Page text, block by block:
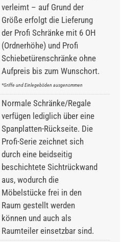
verleimt – auf Grund der
Größe erfolgt die Lieferung
der Profi Schränke mit 6 OH
(Ordnerhöhe) und Profi
Schiebetürenschränke ohne
Aufpreis bis zum Wunschort.
*Griffe und Einlegeböden ausgenommen
Normale Schränke/Regale
verfügen lediglich über eine
Spanplatten-Rückseite. Die
Profi-Serie zeichnet sich
durch eine beidseitig
beschichtete Sichtrückwand
aus, wodurch die
Möbelstücke frei in den
Raum gestellt werden
können und auch als
Raumteiler einsetzbar sind.